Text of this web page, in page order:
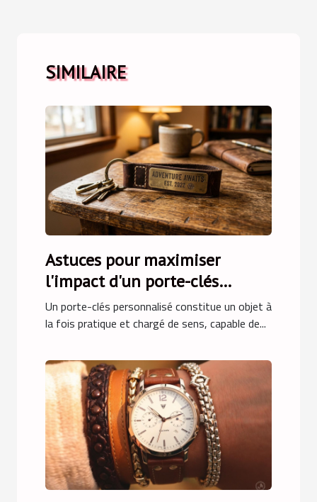
SIMILAIRE
Astuces pour maximiser
l'impact d'un porte-clés
personnalisé
Un porte-clés personnalisé constitue un objet à
la fois pratique et chargé de sens, capable de...